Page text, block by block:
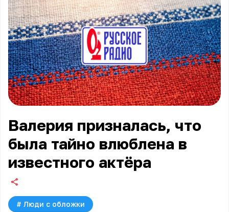
Валерия призналась, что
была тайно влюблена в
известного актёра
# Люди с обложки